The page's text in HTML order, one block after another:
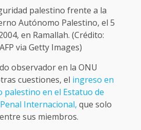
palestino frente a la
Autónomo Palestino, el 5
en Ramallah. (Crédito:
via Getty Images)
observador en la ONU
cuestiones, el ingreso en
palestino en el Estatuo de
Internacional, que solo
sus miembros.